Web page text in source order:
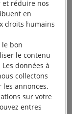
Face
ne peut
de 32 ans,
et
sur la
d’ordre. Le
et réduire nos
en
droits humains
le bon
le contenu
données à
collectons
annonces.
sur votre
entres